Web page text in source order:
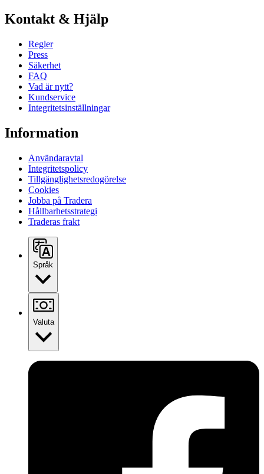
Kontakt & Hjälp
Regler
Press
Säkerhet
FAQ
Vad är nytt?
Kundservice
Integritetsinställningar
Information
Användaravtal
Integritetspolicy
Tillgänglighetsredogörelse
Cookies
Jobba på Tradera
Hållbarhetsstrategi
Traderas frakt
Språk
Valuta